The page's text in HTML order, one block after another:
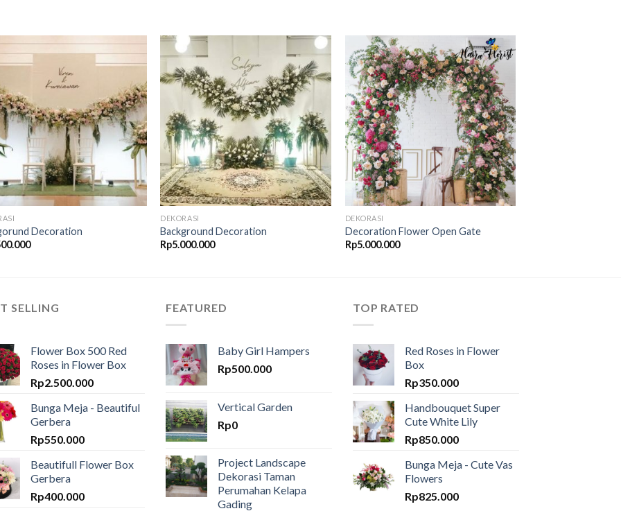
Wishlist
Decoration
Add to
Wishlist
DEKORASI
Background Decoration
Rp5.000.000
Add to
Wishlist
DEKORASI
Decoration Flower Open Gate
Rp5.000.000
SELLING
Flower Box 500 Red
Roses in Flower Box
Rp2.500.000
Bunga Meja - Beautiful
Gerbera
Rp550.000
Beautifull Flower Box
Gerbera
Rp400.000
FEATURED
Baby Girl Hampers
Rp500.000
Vertical Garden
Rp0
Project Landscape
Dekorasi Taman
Perumahan Kelapa
Gading
TOP RATED
Red Roses in Flower
Box
Rp350.000
Handbouquet Super
Cute White Lily
Rp850.000
Bunga Meja - Cute Vas
Flowers
Rp825.000